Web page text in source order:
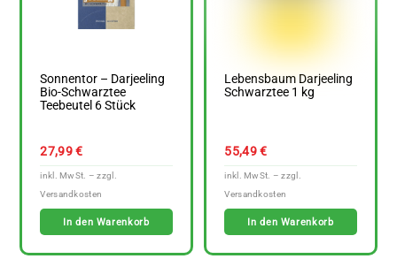
Sonnentor – Darjeeling
Bio-Schwarztee
Teebeutel 6 Stück
27,99€
In den Warenkorb
Lebensbaum Darjeeling
Schwarztee 1 kg
55,49€
In den Warenkorb